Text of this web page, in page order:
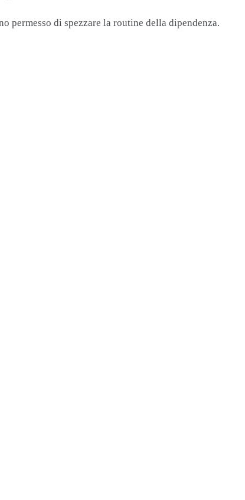
permesso di spezzare la routine della dipendenza.